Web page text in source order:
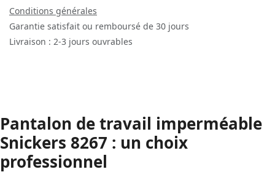
Conditions générales
Garantie satisfait ou remboursé de 30 jours
Livraison : 2-3 jours ouvrables
Pantalon de travail imperméable
Snickers 8267 : un choix
professionnel